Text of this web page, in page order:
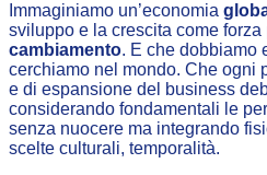
Immaginiamo un’economia
sviluppo e la crescita come
cambiamento. E che dobbiamo
cerchiamo nel mondo. Che ogni
e di espansione del business
considerando fondamentali le
senza nuocere ma integrando
scelte culturali, temporalità.